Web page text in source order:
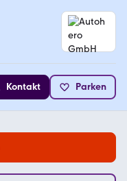
Kontakt Parken